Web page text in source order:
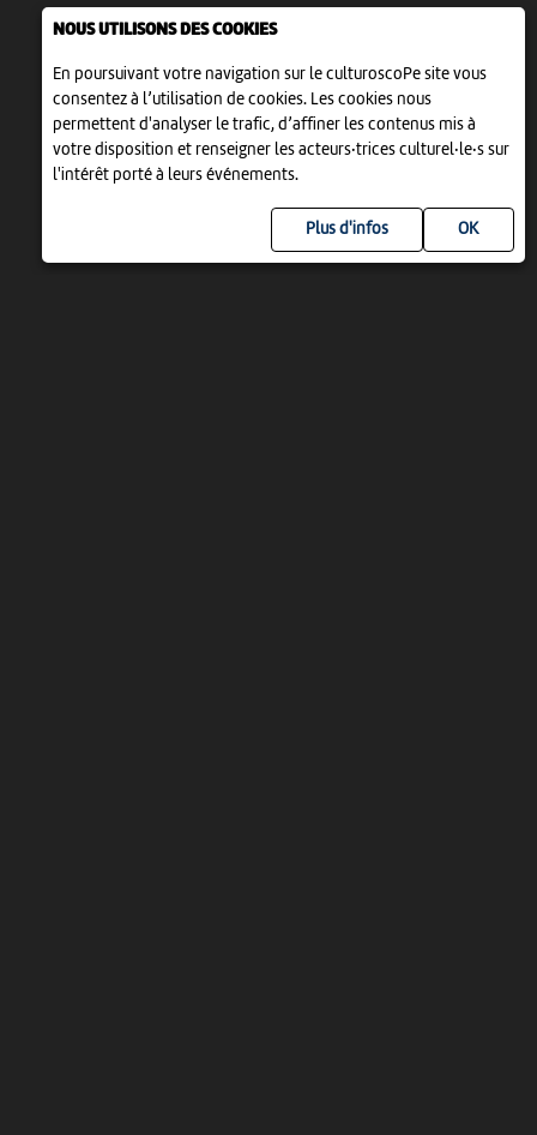
NOUS UTILISONS DES COOKIES
En poursuivant votre navigation sur le culturoscoPe site vous
consentez à l’utilisation de cookies. Les cookies nous
permettent d'analyser le trafic, d’affiner les contenus mis à
votre disposition et renseigner les acteurs·trices culturel·le·s sur
l'intérêt porté à leurs événements.
Plus d'infos